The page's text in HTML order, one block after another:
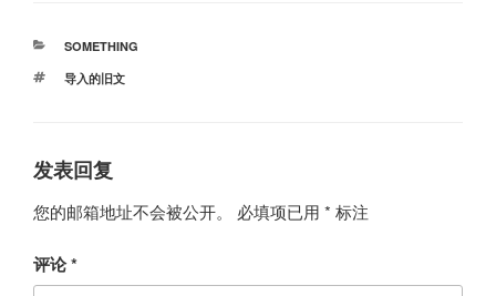
分
SOMETHING
标
导入的旧文
发表回复
您的邮箱地址不会被公开。 必填项已用 * 标注
评论*